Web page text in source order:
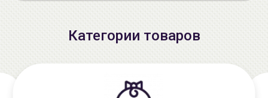
Категории товаров